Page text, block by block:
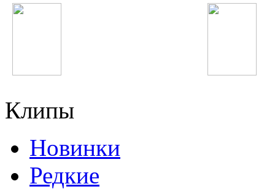
Клипы
Новинки
Редкие